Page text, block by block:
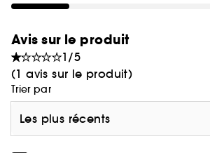
Avis sur le produit
1/5
(1 avis sur le produit)
Trier par
Les plus récents